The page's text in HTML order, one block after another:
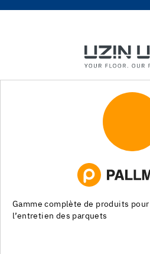
Systèmes de pose pour les
souples et les parquets